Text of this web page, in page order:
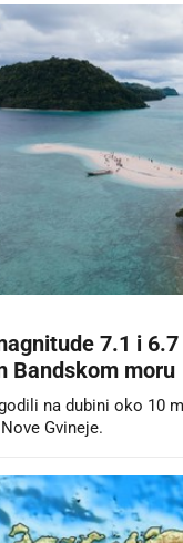
7.1 i 6.7
Bandskom moru
na dubini oko 10
Gvineje.